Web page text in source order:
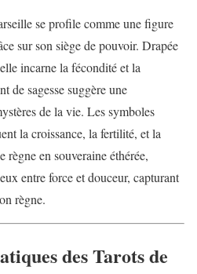
se profile comme une figure
sur son siège de pouvoir. Drapée
incarne la fécondité et la
de sagesse suggère une
de la vie. Les symboles
la croissance, la fertilité, et la
en souveraine éthérée,
entre force et douceur, capturant
règne.
des Tarots de